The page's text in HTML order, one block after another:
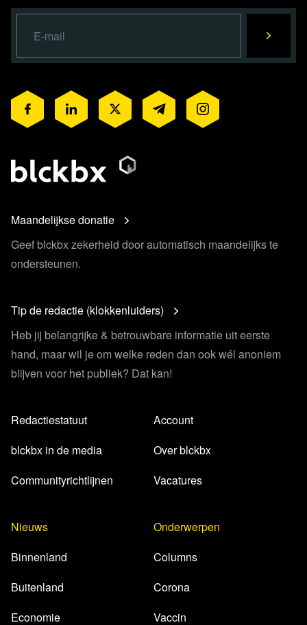
Maandelijkse donatie
Geef blckbx zekerheid door automatisch maandelijks te
ondersteunen.
Tip de redactie (klokkenluiders)
Heb jij belangrijke & betrouwbare informatie uit eerste
hand, maar wil je om welke reden dan ook wél anoniem
blijven voor het publiek? Dat kan!
Redactiestatuut
blckbx in de media
Communityrichtlijnen
Account
Over blckbx
Vacatures
Nieuws
Binnenland
Buitenland
Economie
Onderwerpen
Columns
Corona
Vaccin